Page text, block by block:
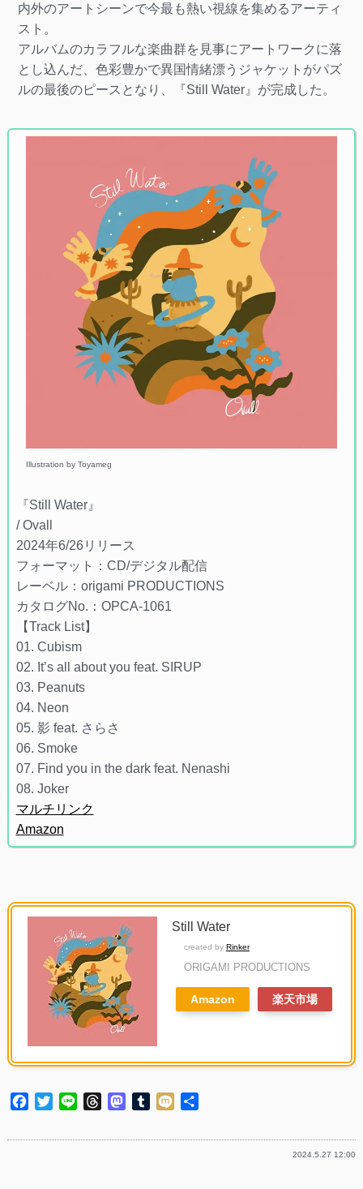
内外のアートシーンで今最も熱い視線を集めるアーティ
スト。
アルバムのカラフルな楽曲群を見事にアートワークに落
とし込んだ、色彩豊かで異国情緒漂うジャケットがパズ
ルの最後のピースとなり、『Still Water』が完成した。
Illustration by Toyameg
『Still Water』
/ Ovall
2024年6/26リリース
フォーマット：CD/デジタル配信
レーベル：origami PRODUCTIONS
カタログNo.：OPCA-1061
【Track List】
01. Cubism
02. It’s all about you feat. SIRUP
03. Peanuts
04. Neon
05. 影 feat. さらさ
06. Smoke
07. Find you in the dark feat. Nenashi
08. Joker
マルチリンク
Amazon
Still Water
created by Rinker
ORIGAMI PRODUCTIONS
Amazon 楽天市場
Facebook
TwitterLine ThreadsMastodon
Tumblr
Mixi
2024.5.27 12:00